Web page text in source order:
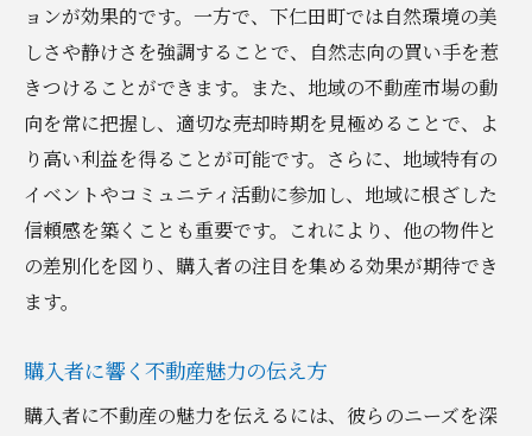
ョンが効果的です。一方で、下仁田町では自然環境の美
しさや静けさを強調することで、自然志向の買い手を惹
きつけることができます。また、地域の不動産市場の動
向を常に把握し、適切な売却時期を見極めることで、よ
り高い利益を得ることが可能です。さらに、地域特有の
イベントやコミュニティ活動に参加し、地域に根ざした
信頼感を築くことも重要です。これにより、他の物件と
の差別化を図り、購入者の注目を集める効果が期待でき
ます。
購入者に響く不動産魅力の伝え方
購入者に不動産の魅力を伝えるには、彼らのニーズを深